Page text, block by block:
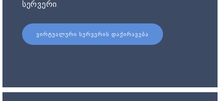
სერვერი.
ᲕᲘᲠᲢᲣᲐᲚᲣᲠᲘ ᲡᲔᲠᲕᲔᲠᲘᲡ ᲓᲐᲥᲘᲠᲐᲕᲔᲑᲐ